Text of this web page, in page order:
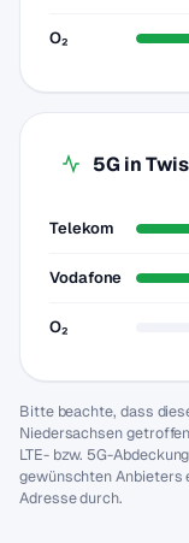
O₂
5G in
Telekom
Vodafone
O₂
Bitte beachte, dass
Niedersachsen
LTE- bzw. 5G-
gewünschten Anbieters
Adresse durch.